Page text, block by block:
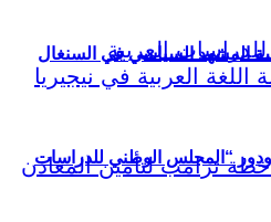
المشهد السياسي في السنغال
ودور “المجلس الوطني للدراسات